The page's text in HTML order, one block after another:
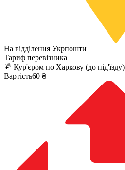
На відділення Укрпошти
Тариф перевізника
Кур'єром по Харкову (до під'їзду)
Вартість60 ₴